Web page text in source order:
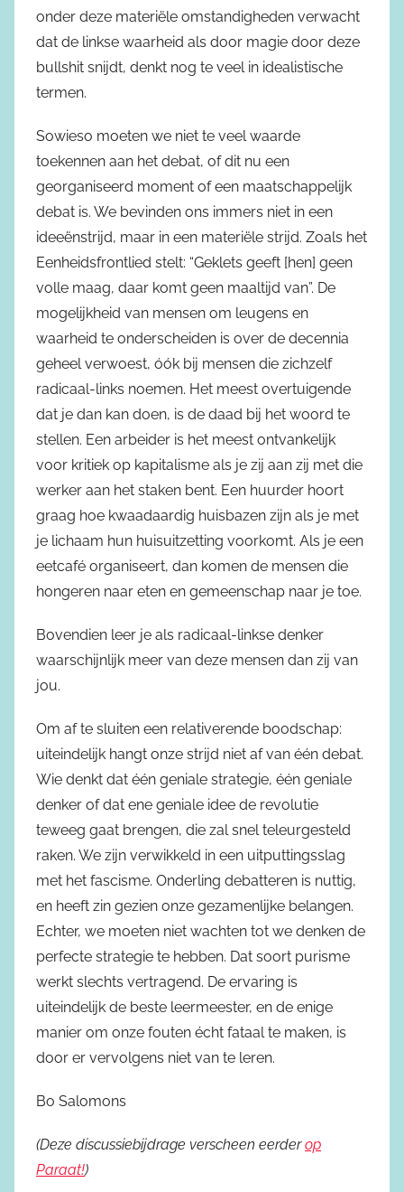
onder deze materiële omstandigheden verwacht
dat de linkse waarheid als door magie door deze
bullshit snijdt, denkt nog te veel in idealistische
termen.
Sowieso moeten we niet te veel waarde
toekennen aan het debat, of dit nu een
georganiseerd moment of een maatschappelijk
debat is. We bevinden ons immers niet in een
ideeënstrijd, maar in een materiële strijd. Zoals het
Eenheidsfrontlied stelt: “Geklets geeft [hen] geen
volle maag, daar komt geen maaltijd van”. De
mogelijkheid van mensen om leugens en
waarheid te onderscheiden is over de decennia
geheel verwoest, óók bij mensen die zichzelf
radicaal-links noemen. Het meest overtuigende
dat je dan kan doen, is de daad bij het woord te
stellen. Een arbeider is het meest ontvankelijk
voor kritiek op kapitalisme als je zij aan zij met die
werker aan het staken bent. Een huurder hoort
graag hoe kwaadaardig huisbazen zijn als je met
je lichaam hun huisuitzetting voorkomt. Als je een
eetcafé organiseert, dan komen de mensen die
hongeren naar eten en gemeenschap naar je toe.
Bovendien leer je als radicaal-linkse denker
waarschijnlijk meer van deze mensen dan zij van
jou.
Om af te sluiten een relativerende boodschap:
uiteindelijk hangt onze strijd niet af van één debat.
Wie denkt dat één geniale strategie, één geniale
denker of dat ene geniale idee de revolutie
teweeg gaat brengen, die zal snel teleurgesteld
raken. We zijn verwikkeld in een uitputtingsslag
met het fascisme. Onderling debatteren is nuttig,
en heeft zin gezien onze gezamenlijke belangen.
Echter, we moeten niet wachten tot we denken de
perfecte strategie te hebben. Dat soort purisme
werkt slechts vertragend. De ervaring is
uiteindelijk de beste leermeester, en de enige
manier om onze fouten écht fataal te maken, is
door er vervolgens niet van te leren.
Bo Salomons
(Deze discussiebijdrage verscheen eerderop
Paraat!)